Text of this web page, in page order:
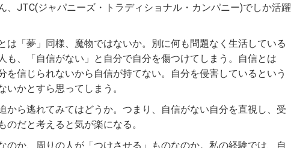
、JTC(ジャパニーズ・トラディショナル・カンパニー)でしか活躍
は「夢」同様、魔物ではないか。別に何も問題なく生活している
も、「自信がない」と自分で自分を傷つけてしまう。自信とは
を信じられないから自信が持てない。自分を侵害しているという
かとすら思ってしまう。
から逃れてみてはどうか。つまり、自信がない自分を直視し、受
だと考えると気が楽になる。
のか、周りの人が「つけさせる」ものなのか。私の経験では、自